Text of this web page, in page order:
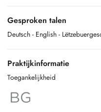
Gesproken talen
Deutsch - English -
Praktijkinformatie
Toegankelijkheid